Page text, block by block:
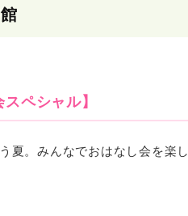
ペシャル】
夏。みんなでおはなし会を楽